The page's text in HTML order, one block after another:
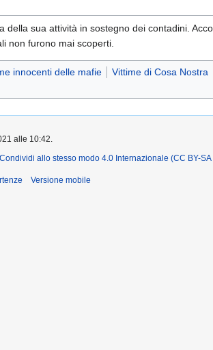
della sua attività in sostegno dei contadini.
non furono mai scoperti.
innocenti delle mafie Vittime di Cosa Nostra
alle 10:42.
allo stesso modo 4.0 Internazionale (CC BY-SA
Versione mobile